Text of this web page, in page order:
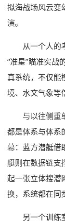
拟海战场风云变
演。
从一个人的
“准星”瞄准实战
真系统，不仅能
境、水文气象等
与以往侧重
都是体系与体系
幕：蓝方潜艇借
艇则在数据链支
起一张立体搜潜
换，系统都在同
另一个训练